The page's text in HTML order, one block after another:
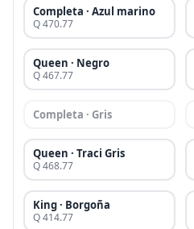
Completa · Azul marino
Q 470.77
Queen · Negro
Q 467.77
Completa · Gris
Queen · Traci Gris
Q 468.77
King · Borgoña
Q 414.77